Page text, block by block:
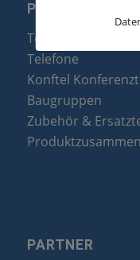
PRODUKTE
Telefonanlagen
Telefone
Konftel
Baugruppen
Zubehör &
PARTNER